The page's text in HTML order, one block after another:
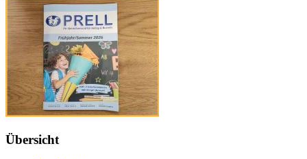
Übersicht